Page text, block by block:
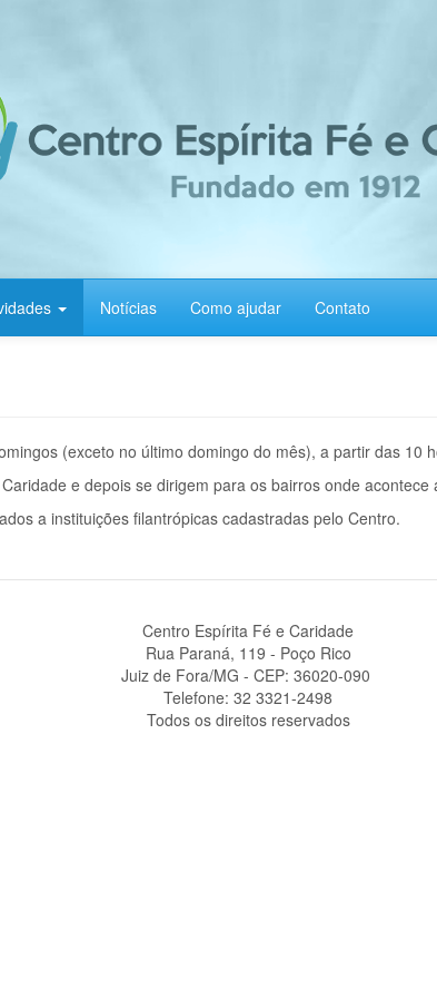
Notícias Como ajudar Contato
(exceto no último domingo do mês), a partir das 10
e depois se dirigem para os bairros onde
a instituições filantrópicas cadastradas pelo Centro.
Centro Espírita Fé e Caridade
Rua Paraná, 119 - Poço Rico
Juiz de Fora/MG - CEP: 36020-090 ‎
Telefone: 32 3321-2498
Todos os direitos reservados